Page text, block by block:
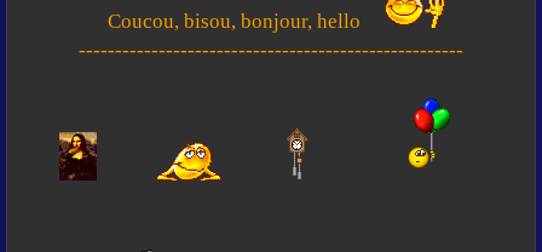
Coucou, bisou, bonjour, hello
-----------------------------------------------------